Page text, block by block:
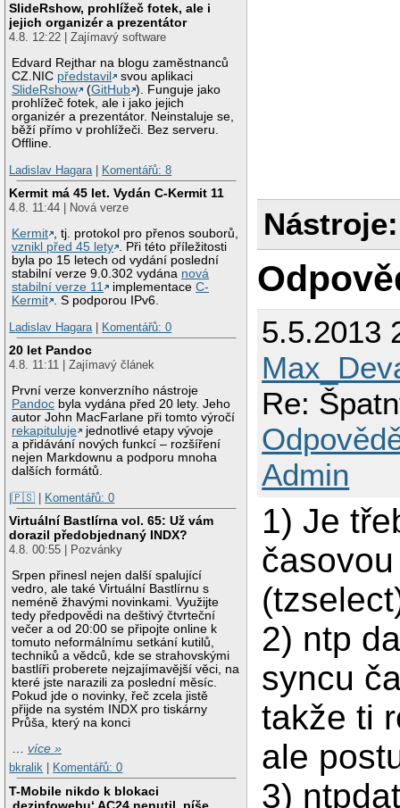
SlideRshow, prohlížeč fotek, ale i
jejich organizér a prezentátor
4.8. 12:22 | Zajímavý software
Edvard Rejthar na blogu zaměstnanců
CZ.NIC představil
svou aplikaci
SlideRshow
(GitHub ). Funguje jako
prohlížeč fotek, ale i jako jejich
organizér a prezentátor. Neinstaluje se,
běží přímo v prohlížeči. Bez serveru.
Offline.
Ladislav Hagara | Komentářů: 8
Kermit má 45 let. Vydán C-Kermit 11
4.8. 11:44 | Nová verze
Kermit , tj. protokol pro přenos souborů,
vznikl před 45 lety . Při této příležitosti
byla po 15 letech od vydání poslední
stabilní verze 9.0.302 vydána nová
stabilní verze 11
implementaceC-
Kermit . S podporou IPv6.
Ladislav Hagara | Komentářů: 0
20 let Pandoc
4.8. 11:11 | Zajímavý článek
První verze konverzního nástroje
Pandoc byla vydána před 20 lety. Jeho
autor John MacFarlane při tomto výročí
rekapituluje
jednotlivé etapy vývoje
a přidávání nových funkcí – rozšíření
nejen Markdownu a podporu mnoha
dalších formátů.
|🇵🇸 | Komentářů: 0
Virtuální Bastlírna vol. 65: Už vám
dorazil předobjednaný INDX?
4.8. 00:55 | Pozvánky
Srpen přinesl nejen další spalující
vedro, ale také Virtuální Bastlírnu s
neméně žhavými novinkami. Využijte
tedy předpovědi na deštivý čtvrteční
večer a od 20:00 se připojte online k
tomuto neformálnímu setkání kutilů,
techniků a vědců, kde se strahovskými
bastlíři proberete nejzajímavější věci, na
které jste narazili za poslední měsíc.
Pokud jde o novinky, řeč zcela jistě
přijde na systém INDX pro tiskárny
Průša, který na konci
…více »
bkralik
Komentářů: 0
T-Mobile nikdo k blokaci
‚dezinfowebu‘ AC24 nenutil, píše
Nástroje:
5.5.2013
Re:
Admin
1) Je
2) ntp
syncu
takže ti
ale
3)